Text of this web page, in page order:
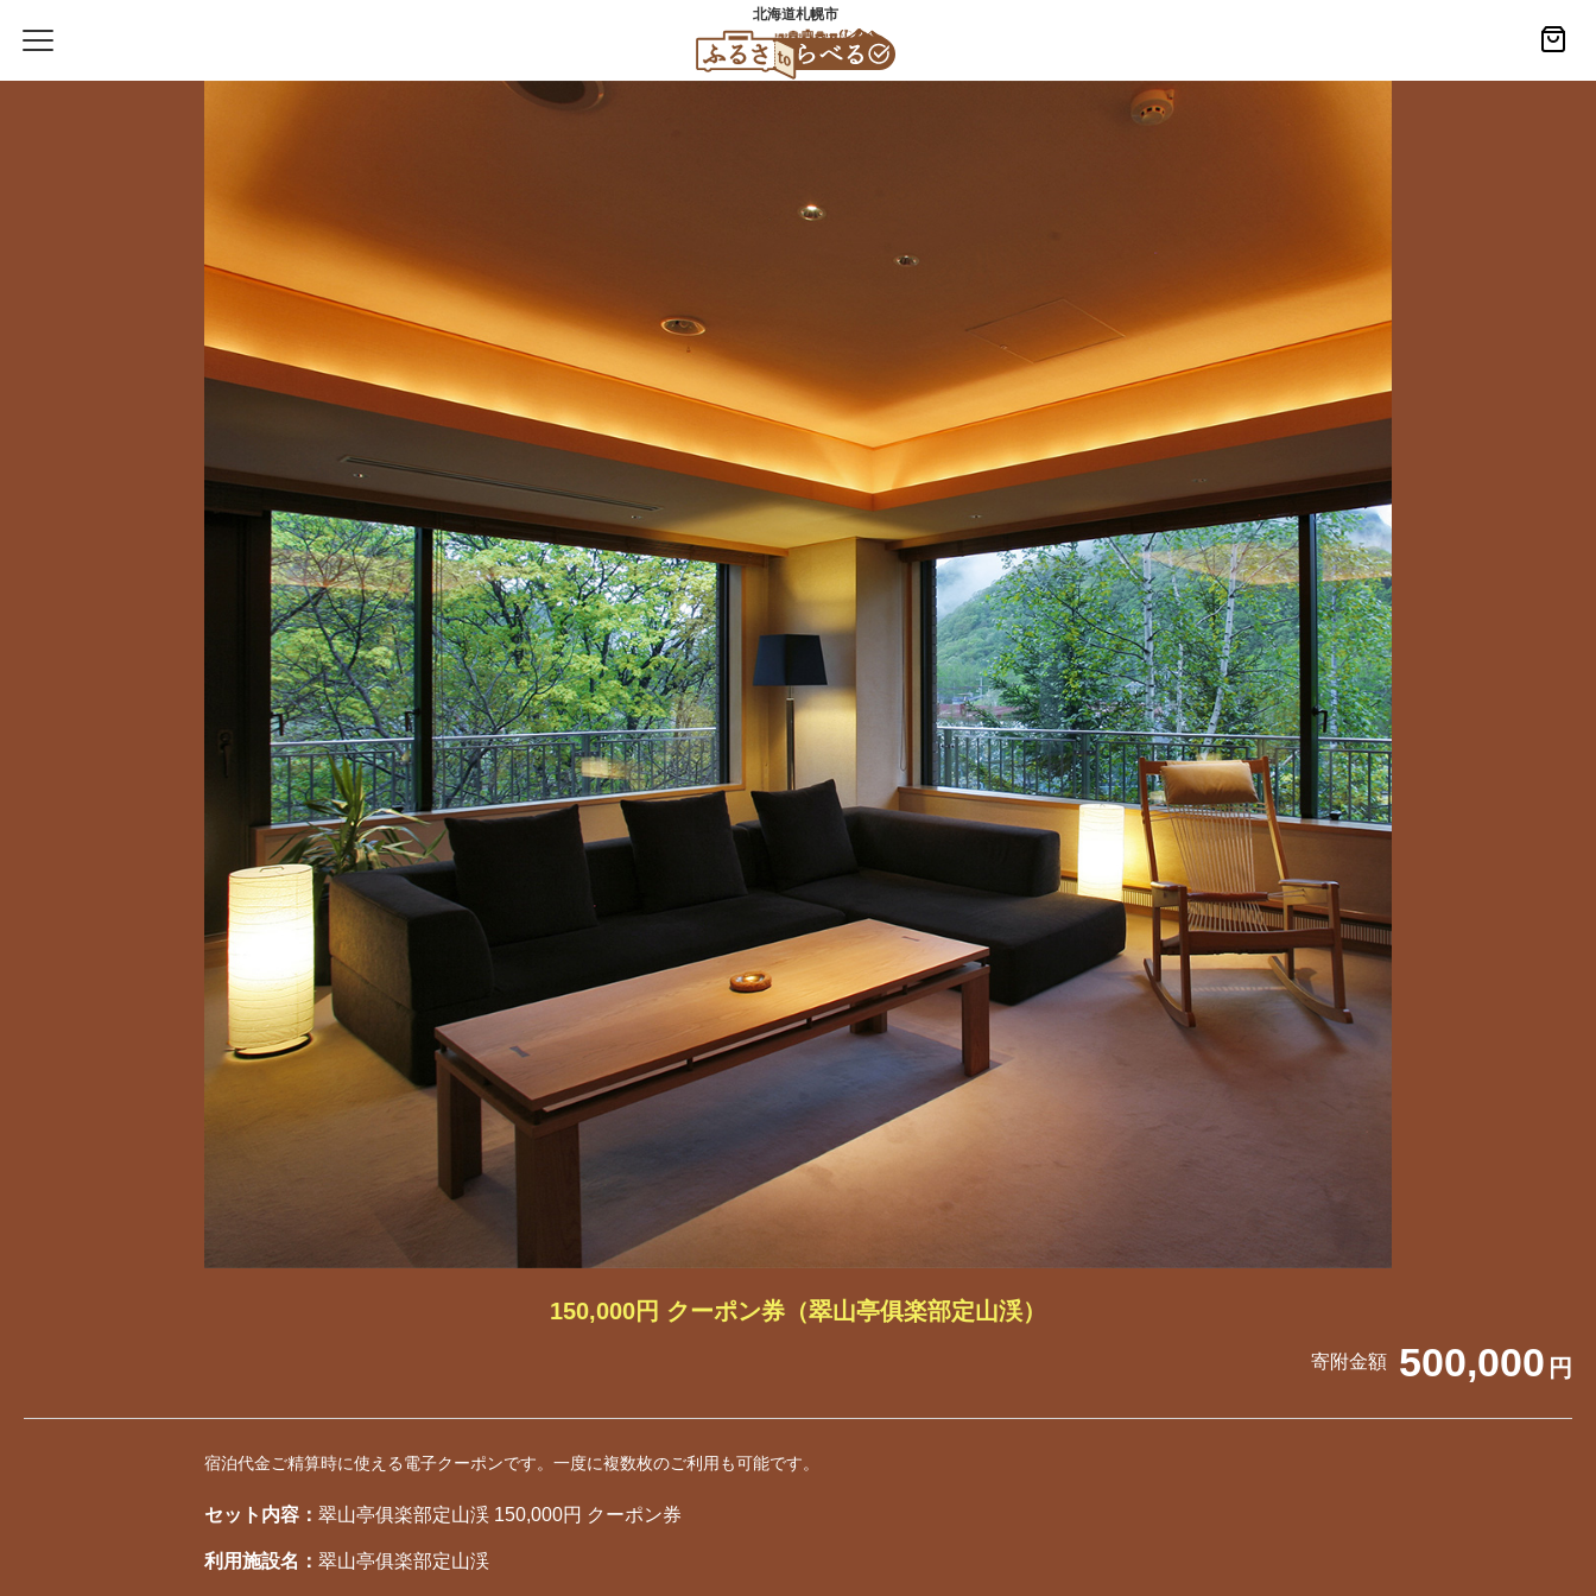
北海道札幌市
150,000円 クーポン券（翠山亭俱楽部定山渓）
寄附金額 500,000 円
宿泊代金ご精算時に使える電子クーポンです。一度に複数枚のご利用も可能です。
セット内容： 翠山亭俱楽部定山渓 150,000円 クーポン券
利用施設名： 翠山亭俱楽部定山渓